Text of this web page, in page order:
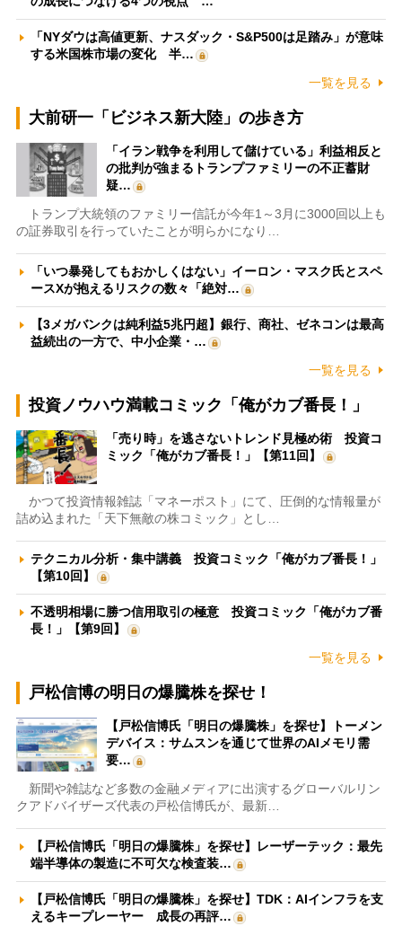
「NYダウは高値更新、ナスダック・S&P500は足踏み」が意味
する米国株市場の変化 半…
一覧を見る
大前研一「ビジネス新大陸」の歩き方
「イラン戦争を利用して儲けている」利益相反と
の批判が強まるトランプファミリーの不正蓄財
疑…
トランプ大統領のファミリー信託が今年1～3月に3000回以上も
の証券取引を行っていたことが明らかになり…
「いつ暴発してもおかしくはない」イーロン・マスク氏とスペ
ースXが抱えるリスクの数々「絶対…
【3メガバンクは純利益5兆円超】銀行、商社、ゼネコンは最高
益続出の一方で、中小企業・…
一覧を見る
投資ノウハウ満載コミック「俺がカブ番長！」
「売り時」を逃さないトレンド見極め術 投資コ
ミック「俺がカブ番長！」【第11回】
かつて投資情報雑誌「マネーポスト」にて、圧倒的な情報量が
詰め込まれた「天下無敵の株コミック」とし…
テクニカル分析・集中講義 投資コミック「俺がカブ番長！」
【第10回】
不透明相場に勝つ信用取引の極意 投資コミック「俺がカブ番
長！」【第9回】
一覧を見る
戸松信博の明日の爆騰株を探せ！
【戸松信博氏「明日の爆騰株」を探せ】トーメン
デバイス：サムスンを通じて世界のAIメモリ需
要…
新聞や雑誌など多数の金融メディアに出演するグローバルリン
クアドバイザーズ代表の戸松信博氏が、最新…
【戸松信博氏「明日の爆騰株」を探せ】レーザーテック：最先
端半導体の製造に不可欠な検査装…
【戸松信博氏「明日の爆騰株」を探せ】TDK：AIインフラを支
えるキープレーヤー 成長の再評…